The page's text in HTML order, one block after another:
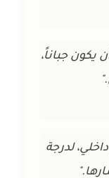
يكون جباناً،
لدرجة